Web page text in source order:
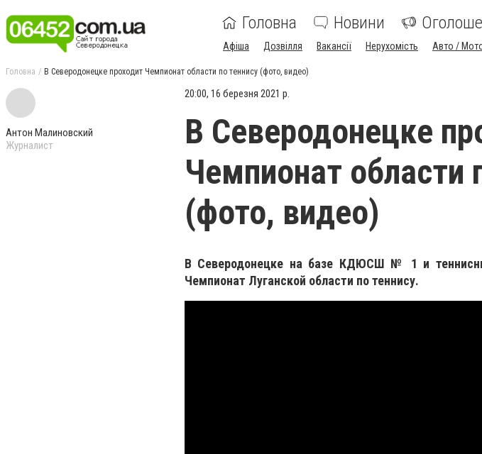
Головна Новини
Афіша Дозвілля Вакансії Нерухомість Авто /
Головна В Северодонецке проходит Чемпионат области по теннису (фото, видео)
Антон Малиновский
Журналист
20:00, 16 березня 2021 р.
В Северодонецке
Чемпионат области
(фото, видео)
В Северодонецке на базе КДЮСШ № 1 и
Чемпионат Луганской области по теннису.